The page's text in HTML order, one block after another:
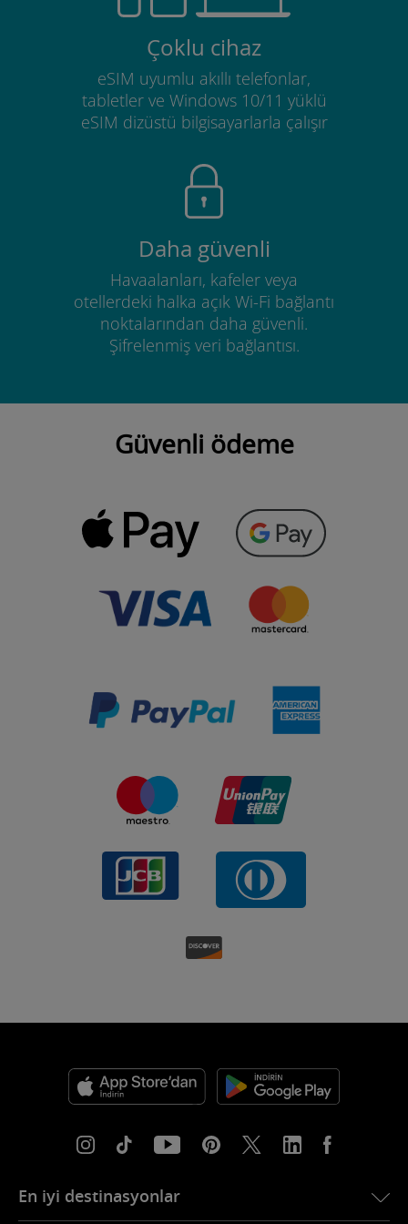
Çoklu cihaz
eSIM uyumlu akıllı telefonlar,
tabletler ve Windows 10/11 yüklü
eSIM dizüstü bilgisayarlarla çalışır
Daha güvenli
Havaalanları, kafeler veya
otellerdeki halka açık Wi-Fi bağlantı
noktalarından daha güvenli.
Şifrelenmiş veri bağlantısı.
Güvenli ödeme
En iyi destinasyonlar